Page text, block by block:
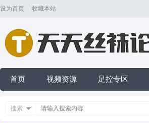
设为首页 收藏本站
首页 视频资源 足控专区
搜索